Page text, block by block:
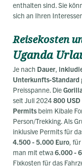
enthalten sind. Sie
sich an Ihren
Reisekosten
Uganda
Je nach Dauer,
Unterkunfts-Standard
Preisspanne. Die
seit Juli 2024800 USD
Permits beim Kibale
Person/Trekking. Als
inklusive Permits für
4.500 - 5.000 Euro,
man mit etwa6.000 -
Fixkosten für das